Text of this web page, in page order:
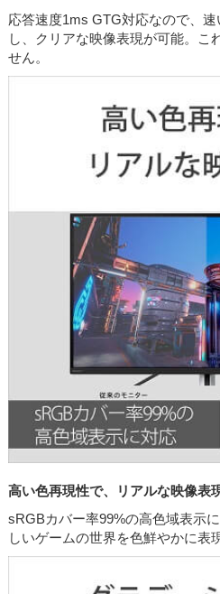
応答速度1ms GTG対応なので、
し、クリアな映像表現が可能。こ
せん。
高い色再現性で、リアルな映像表
sRGBカバー率99%の高色域表示
しいゲームの世界を色鮮やかに表